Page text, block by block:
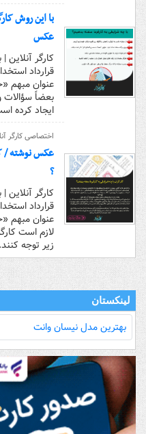
با این روش
عکس
کارگر آنلاین
قرارداد
عنوان مبهم
بعضاً سؤالات
ایجاد کرده
اختصاصی کارگر
عکس نوشته /
؟
کارگر آنلاین
قرارداد
عنوان مبهم
لازم است
زیر توجه کنند.
لینکستان
بهترین مدل‌ نیسان وانت